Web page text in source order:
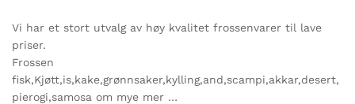
Vi har et stort utvalg av høy kvalitet frossenvarer til lave
priser.
Frossen
fisk,Kjøtt,is,kake,grønnsaker,kylling,and,scampi,akkar,desert,
pierogi,samosa om mye mer …